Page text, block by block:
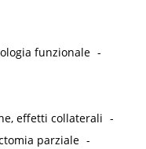
funzionale -
effetti collaterali -
parziale -